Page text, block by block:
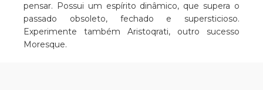
pensar. Possui um espírito dinâmico, que supera o
passado obsoleto, fechado e supersticioso.
Experimente também Aristoqrati, outro sucesso
Moresque.